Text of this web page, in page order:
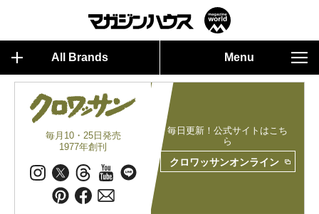
All Brands Menu
毎月10・25日発売
1977年創刊
毎日更新！公式サイトはこち
ら
クロワッサンオンライン